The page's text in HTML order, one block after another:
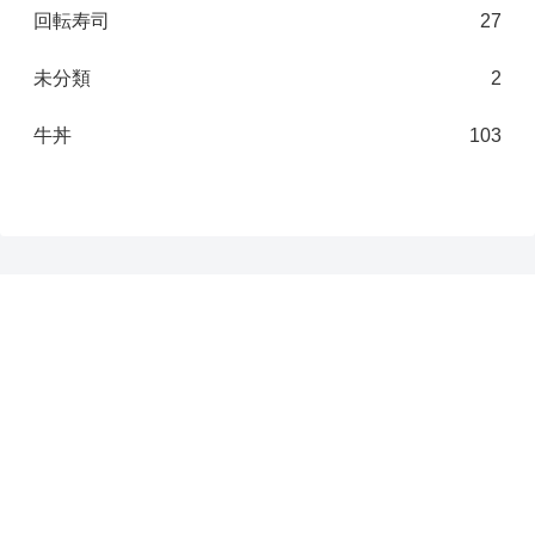
回転寿司 27
未分類 2
牛丼 103